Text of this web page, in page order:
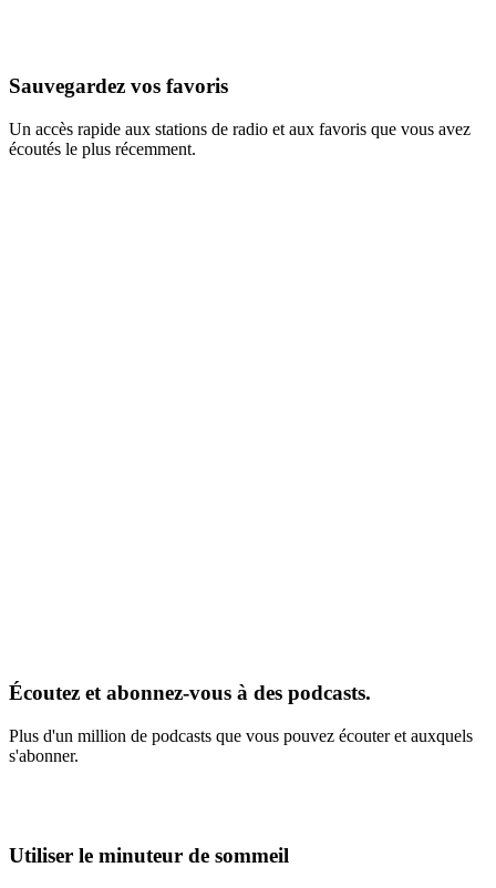
Sauvegardez vos favoris
Un accès rapide aux stations de radio et aux favoris que vous avez
écoutés le plus récemment.
Écoutez et abonnez-vous à des podcasts.
Plus d'un million de podcasts que vous pouvez écouter et auxquels
s'abonner.
Utiliser le minuteur de sommeil